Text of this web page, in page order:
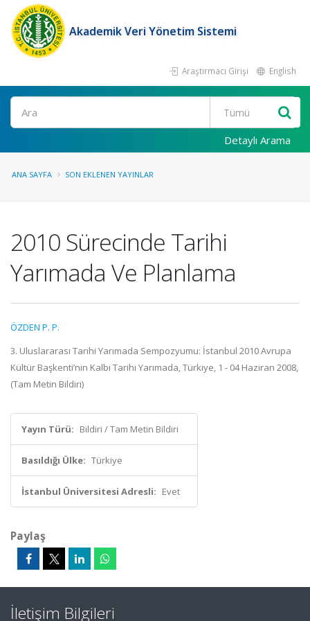
Akademik Veri Yönetim Sistemi
Araştırmacı Girişi English
Ara
Detaylı Arama
ANA SAYFA SON EKLENEN YAYINLAR
2010 Sürecinde Tarihi
Yarımada Ve Planlama
ÖZDEN P. P.
3. Uluslararası Tarihi Yarımada Sempozyumu: İstanbul 2010 Avrupa
Kültür Başkenti’nin Kalbi Tarihi Yarımada, Türkiye, 1 - 04 Haziran 2008,
(Tam Metin Bildiri)
Yayın Türü: Bildiri / Tam Metin Bildiri
Basıldığı Ülke: Türkiye
İstanbul Üniversitesi Adresli: Evet
Paylaş
İletişim Bilgileri